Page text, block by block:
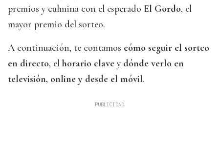
premios y culmina con el esperado El Gordo, el
mayor premio del sorteo.
A continuación, te contamos cómo seguir el sorteo
en directo, el horario clave y dónde verlo en
televisión, online y desde el móvil.